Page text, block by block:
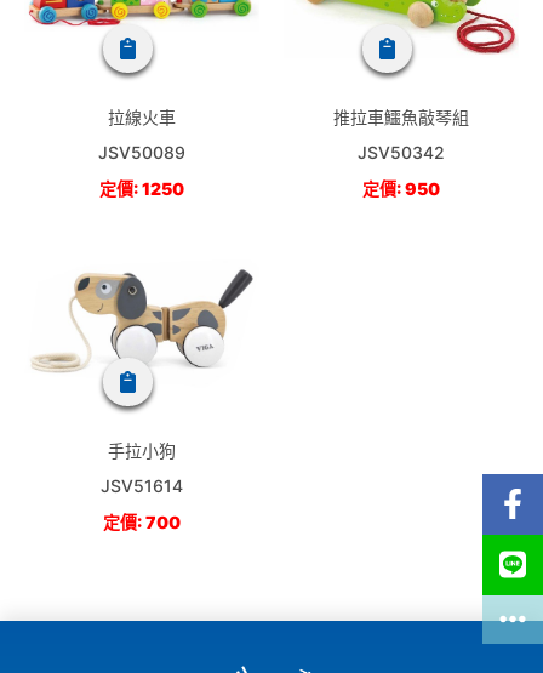
拉線火車
JSV50089
定價: 1250
推拉車鱷魚敲琴組
JSV50342
定價: 950
手拉小狗
JSV51614
定價: 700